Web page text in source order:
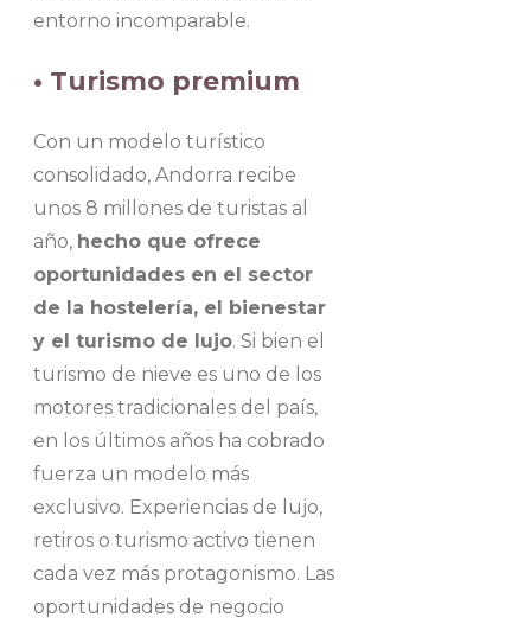
entorno incomparable.
• Turismo premium
Con un modelo turístico
consolidado, Andorra recibe
unos 8 millones de turistas al
año, hecho que ofrece
oportunidades en el sector
de la hostelería, el bienestar
y el turismo de lujo. Si bien el
turismo de nieve es uno de los
motores tradicionales del país,
en los últimos años ha cobrado
fuerza un modelo más
exclusivo. Experiencias de lujo,
retiros o turismo activo tienen
cada vez más protagonismo. Las
oportunidades de negocio